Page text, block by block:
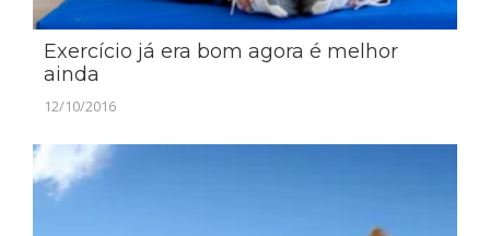
Exercício já era bom agora é melhor
ainda
12/10/2016